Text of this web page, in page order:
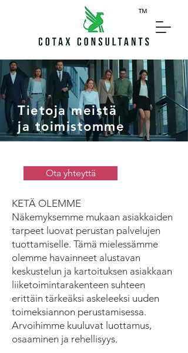
Tietoja meistä
ja toimistomme
Ota yhteyttä
KETÄ OLEMME
Näkemyksemme mukaan asiakkaiden
tarpeet luovat perustan palvelujen
tuottamiselle. Tämä mielessämme
olemme havainneet alustavan
keskustelun ja kartoituksen asiakkaan
liiketoimintarakenteen suhteen
erittäin tärkeäksi askeleeksi uuden
toimeksiannon perustamisessa.
Arvoihimme kuuluvat luottamus,
osaaminen ja rehellisyys.